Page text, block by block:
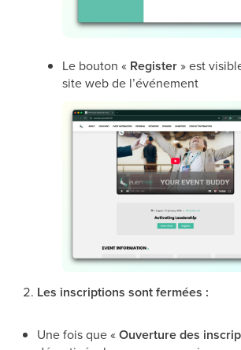
Le bouton « Register» est
site web de l’événement
Les inscriptions sont fermées :
Une fois que «Ouverture des